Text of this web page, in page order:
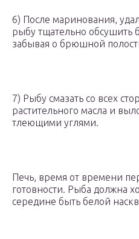
6) После маринования,
рыбу тщательно
забывая о брюшной
7) Рыбу смазать со всех
растительного масла и
тлеющими углями.
Печь, время от времени
готовности. Рыба должна
середине быть белой